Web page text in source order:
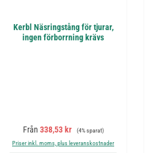
Kerbl Näsringstång för tjurar,
ingen förborrning krävs
Försäljningspris:
Från 338,53 kr Ordinarie pris:
(4% sparat)
Priser inkl. moms, plus leveranskostnader